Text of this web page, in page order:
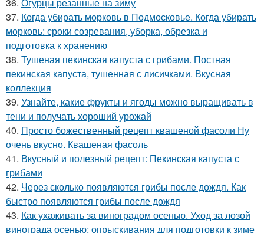
36. Огурцы резанные на зиму
37. Когда убирать морковь в Подмосковье. Когда убирать
морковь: сроки созревания, уборка, обрезка и
подготовка к хранению
38. Тушеная пекинская капуста с грибами. Постная
пекинская капуста, тушенная с лисичками. Вкусная
коллекция
39. Узнайте, какие фрукты и ягоды можно выращивать в
тени и получать хороший урожай
40. Просто божественный рецепт квашеной фасоли Ну
очень вкусно. Квашеная фасоль
41. Вкусный и полезный рецепт: Пекинская капуста с
грибами
42. Через сколько появляются грибы после дождя. Как
быстро появляются грибы после дождя
43. Как ухаживать за виноградом осенью. Уход за лозой
винограда осенью: опрыскивания для подготовки к зиме